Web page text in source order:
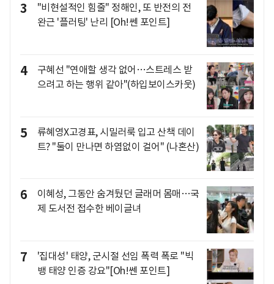
3
"비현설적인 힘줄" 정해인, 또 반전의 전
완근 '플러팅' 난리 [Oh!쎈 포인트]
4
구혜선 "연애할 생각 없어…스트레스 받
으려고 하는 행위 같아"(하입보이스카웃)
5
류혜영X고경표, 시밀러룩 입고 산책 데이
트? "둘이 만나면 하염없이 걸어" (나혼산)
6
이혜성, 그동안 숨겨뒀던 글래머 몸매…국
제 도서전 접수한 베이글녀
7
'집대성' 태양, 군시절 선임 폭력 폭로 "빅
뱅 태양 인증 강요"[Oh!쎈 포인트]